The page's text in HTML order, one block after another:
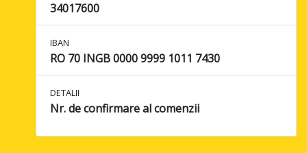
34017600
IBAN
RO 70 INGB 0000 9999 1011 7430
DETALII
Nr. de confirmare al comenzii